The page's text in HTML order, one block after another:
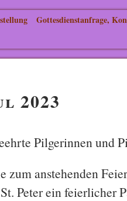
Gottesdienstanfrage,
2023
Pilgerinnen und
zum anstehenden
Peter ein feierlicher